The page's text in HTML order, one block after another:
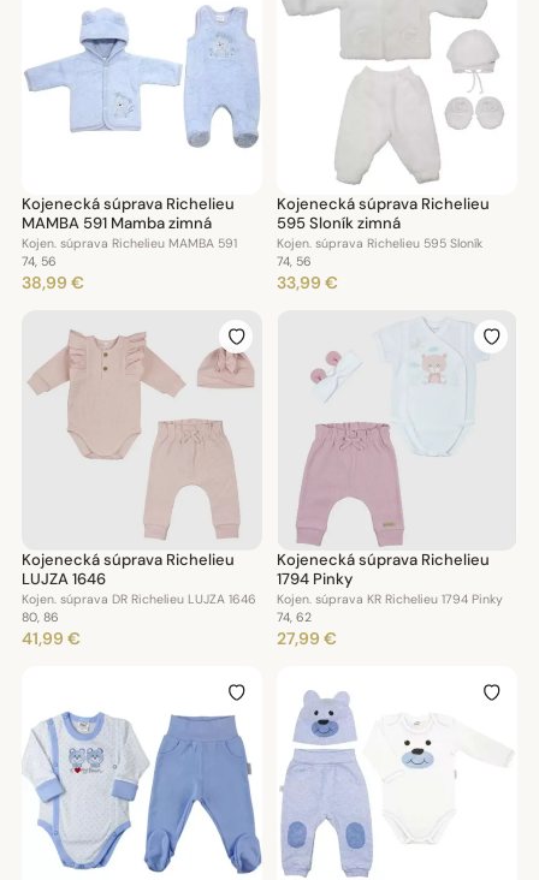
Kojenecká súprava Richelieu
MAMBA 591 Mamba zimná
Kojen. súprava Richelieu MAMBA 591
74, 56
38,99 €
Kojenecká súprava Richelieu
595 Sloník zimná
Kojen. súprava Richelieu 595 Sloník
74, 56
33,99 €
Kojenecká súprava Richelieu
LUJZA 1646
Kojen. súprava DR Richelieu LUJZA 1646
80, 86
41,99 €
Kojenecká súprava Richelieu
1794 Pinky
Kojen. súprava KR Richelieu 1794 Pinky
74, 62
27,99 €